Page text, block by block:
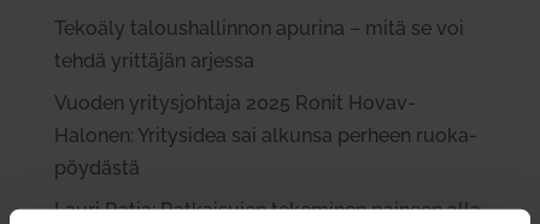
Tekoäly talous­hal­linnon apurina – mitä se voi
tehdä yrit­täjän arjessa
Vuoden yri­tys­johtaja 2025 Ronit Hovav-
Halonen: Yri­tysidea sai alkunsa perheen ruo­ka­
pöy­dästä
Lauri Ratia: Rat­kai­sujen teke­minen paineen alla